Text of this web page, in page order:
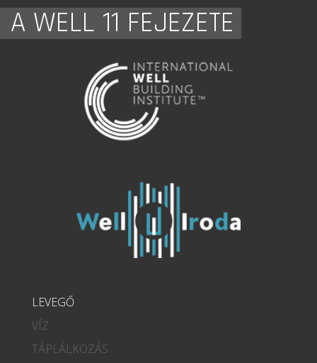
A WELL 11 FEJEZETE
LEVEGŐ
VÍZ
TÁPLÁLKOZÁS